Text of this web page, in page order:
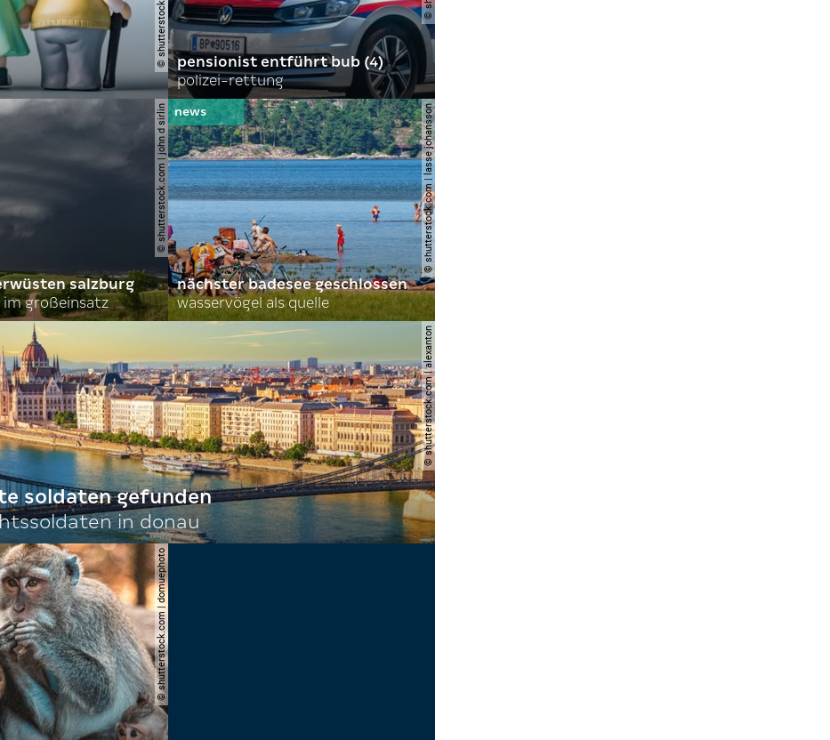
pensionist entführt bub (4)
polizei-rettung
© shutterstock.com | john d sirlin
salzburg
großeinsatz
© shutterstock.com | lasse johansson
nächster badesee geschlossen
wasservögel als quelle
© shutterstock.com | alexanton
soldaten gefunden
in donau
© shutterstock.com | domuephoto